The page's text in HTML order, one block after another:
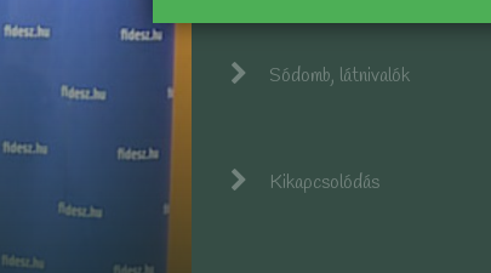
Sódomb, látnivalók
Kikapcsolódás